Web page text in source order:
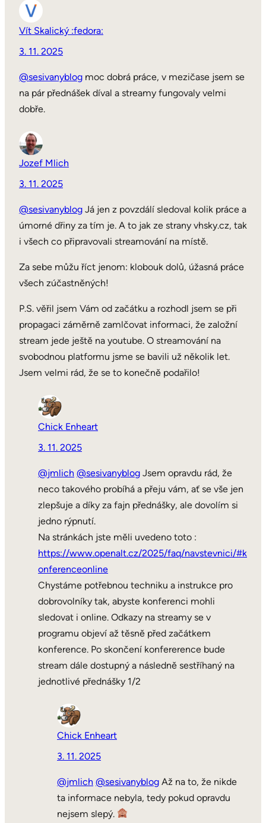
Vít Skalický :fedora:
3. 11. 2025
@sesivanyblog moc dobrá práce, v mezičase jsem se
na pár přednášek díval a streamy fungovaly velmi
dobře.
Jozef Mlich
3. 11. 2025
@sesivanyblog Já jen z povzdálí sledoval kolik práce a
úmorné dřiny za tím je. A to jak ze strany vhsky.cz, tak
i všech co připravovali streamování na místě.
Za sebe můžu říct jenom: klobouk dolů, úžasná práce
všech zúčastněných!
P.S. věřil jsem Vám od začátku a rozhodl jsem se při
propagaci záměrně zamlčovat informaci, že založní
stream jede ještě na youtube. O streamování na
svobodnou platformu jsme se bavili už několik let.
Jsem velmi rád, že se to konečně podařilo!
Chick Enheart
3. 11. 2025
@jmlich @sesivanyblog Jsem opravdu rád, že
neco takového probíhá a přeju vám, ať se vše jen
zlepšuje a díky za fajn přednášky, ale dovolím si
jedno rýpnutí.
Na stránkách jste měli uvedeno toto :
https://www.openalt.cz/2025/faq/navstevnici/#k
onferenceonline
Chystáme potřebnou techniku a instrukce pro
dobrovolníky tak, abyste konferenci mohli
sledovat i online. Odkazy na streamy se v
programu objeví až těsně před začátkem
konference. Po skončení konfererence bude
stream dále dostupný a následně sestříhaný na
jednotlivé přednášky 1/2
Chick Enheart
3. 11. 2025
@jmlich @sesivanyblog Až na to, že nikde
ta informace nebyla, tedy pokud opravdu
nejsem slepý.